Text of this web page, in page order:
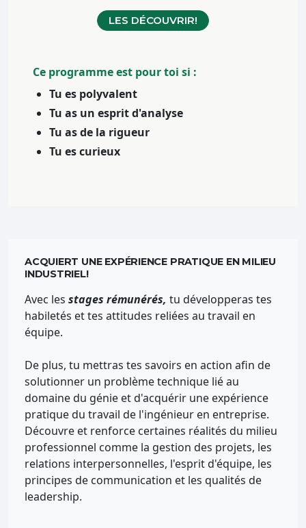
LES DÉCOUVRIR!
Ce programme est pour toi si :
Tu es polyvalent
Tu as un esprit d'analyse
Tu as de la rigueur
Tu es curieux
ACQUIERT UNE EXPÉRIENCE PRATIQUE EN MILIEU
INDUSTRIEL!
Avec les stages rémunérés, tu développeras tes
habiletés et tes attitudes reliées au travail en
équipe.
De plus, tu mettras tes savoirs en action afin de
solutionner un problème technique lié au
domaine du génie et d'acquérir une expérience
pratique du travail de l'ingénieur en entreprise.
Découvre et renforce certaines réalités du milieu
professionnel comme la gestion des projets, les
relations interpersonnelles, l'esprit d'équipe, les
principes de communication et les qualités de
leadership.